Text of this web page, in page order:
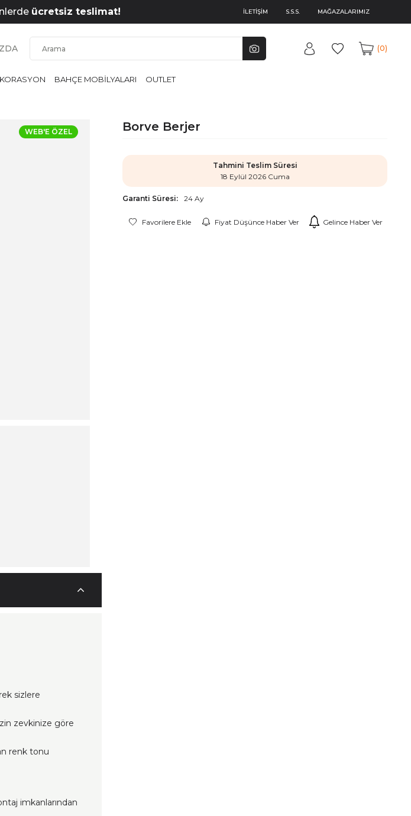
ücretsiz teslimat! İLETİŞİM S.S.S. MAĞAZALARIMIZ
0
BAHÇE MOBİLYALARI OUTLET
WEB'E ÖZEL Borve Berjer
Tahmini Teslim Süresi
18 Eylül 2026 Cuma
Garanti Süresi: 24 Ay
Favorilere Ekle Fiyat Düşünce Haber Ver Gelince Haber Ver
sizlere
zevkinize göre
renk tonu
imkanlarından